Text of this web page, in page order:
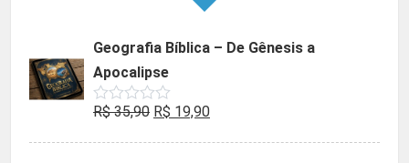
Geografia Bíblica – De Gênesis a
Apocalipse
Avaliação
de
R$35,90 O
R$ 19,90O